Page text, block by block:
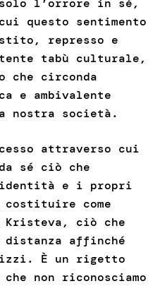
solo l’orrore in sé,
questo sentimento
represso e
tabù culturale,
circonda
e ambivalente
nostra società.
attraverso cui
sé ciò che
identità e i propri
come
Kristeva, ciò che
distanza affinché
È un rigetto
non riconosciamo